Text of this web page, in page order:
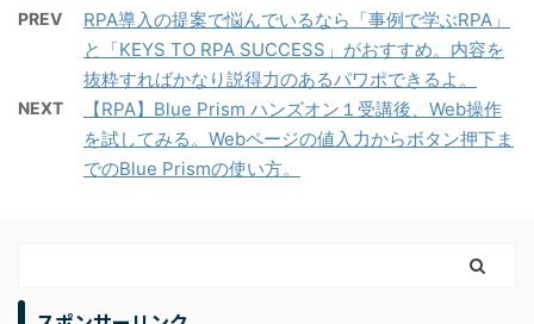
PREV
RPA導入の提案で悩んでいるなら「事例で学ぶRPA」
と「KEYS TO RPA SUCCESS」がおすすめ。内容を
抜粋すればかなり説得力のあるパワポできるよ。
NEXT
【RPA】Blue Prism ハンズオン１受講後、Web操作
を試してみる。Webページの値入力からボタン押下ま
でのBlue Prismの使い方。